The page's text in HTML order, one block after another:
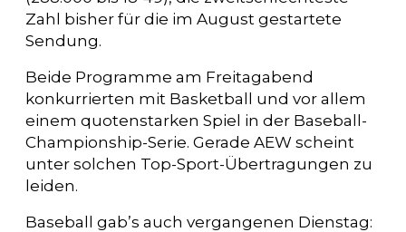
Zahl bisher für die im August gestartete
Sendung.
Beide Programme am Freitagabend
konkurrierten mit Basketball und vor allem
einem quotenstarken Spiel in der Baseball-
Championship-Serie. Gerade AEW scheint
unter solchen Top-Sport-Übertragungen zu
leiden.
Baseball gab’s auch vergangenen Dienstag: